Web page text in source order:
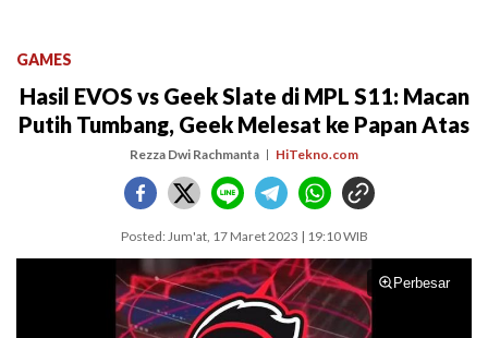
GAMES
Hasil EVOS vs Geek Slate di MPL S11: Macan
Putih Tumbang, Geek Melesat ke Papan Atas
Rezza Dwi Rachmanta HiTekno.com
Posted: Jum'at, 17 Maret 2023 | 19:10 WIB
Perbesar